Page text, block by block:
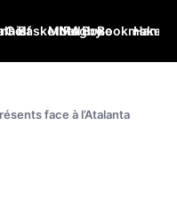
GolfBasketball
MMARugby
BoxeBookmakers
face à l’Atalanta